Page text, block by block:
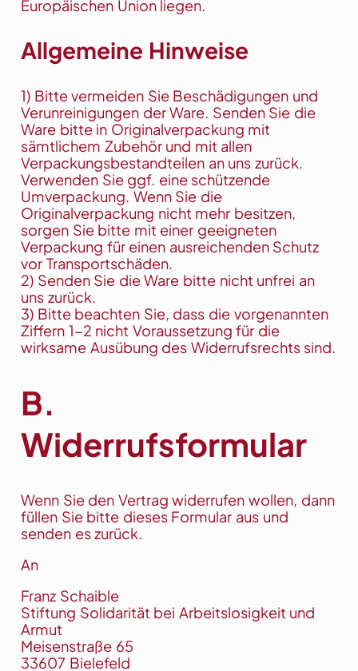
Europäischen Union liegen.
Allgemeine Hinweise
1) Bitte vermeiden Sie Beschädigungen und
Verunreinigungen der Ware. Senden Sie die
Ware bitte in Originalverpackung mit
sämtlichem Zubehör und mit allen
Verpackungsbestandteilen an uns zurück.
Verwenden Sie ggf. eine schützende
Umverpackung. Wenn Sie die
Originalverpackung nicht mehr besitzen,
sorgen Sie bitte mit einer geeigneten
Verpackung für einen ausreichenden Schutz
vor Transportschäden.
2) Senden Sie die Ware bitte nicht unfrei an
uns zurück.
3) Bitte beachten Sie, dass die vorgenannten
Ziffern 1-2 nicht Voraussetzung für die
wirksame Ausübung des Widerrufsrechts sind.
B.
Widerrufsformular
Wenn Sie den Vertrag widerrufen wollen, dann
füllen Sie bitte dieses Formular aus und
senden es zurück.
An
Franz Schaible
Stiftung Solidarität bei Arbeitslosigkeit und
Armut
Meisenstraße 65
33607 Bielefeld